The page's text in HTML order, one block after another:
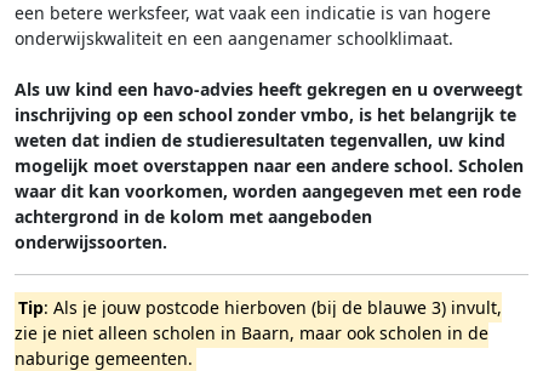
een betere werksfeer, wat vaak een indicatie is van hogere
onderwijskwaliteit en een aangenamer schoolklimaat.
Als uw kind een havo-advies heeft gekregen en u overweegt
inschrijving op een school zonder vmbo, is het belangrijk te
weten dat indien de studieresultaten tegenvallen, uw kind
mogelijk moet overstappen naar een andere school. Scholen
waar dit kan voorkomen, worden aangegeven met een rode
achtergrond in de kolom met aangeboden
onderwijssoorten.
Tip: Als je jouw postcode hierboven (bij de blauwe 3) invult,
zie je niet alleen scholen in Baarn, maar ook scholen in de
naburige gemeenten.